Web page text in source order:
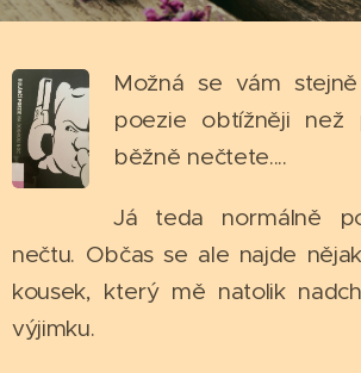
Možná se vám
poezie obtížněji
běžně nečtete....
Já teda normálně
nečtu. Občas se ale najde
kousek, který mě natolik
výjimku.